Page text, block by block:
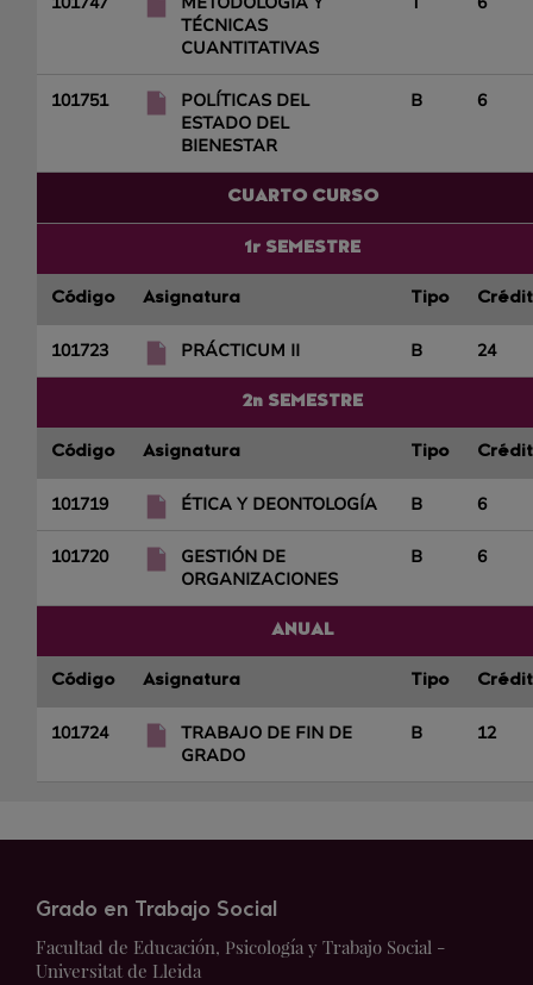
TÉCNICAS
CUANTITATIVAS
101751
POLÍTICAS DEL
ESTADO DEL
BIENESTAR
B 6
CUARTO CURSO
1r SEMESTRE
Código Asignatura Tipo
101723 PRÁCTICUM II B 24
2n SEMESTRE
Código Asignatura Tipo
101719 ÉTICA Y DEONTOLOGÍA B 6
101720
GESTIÓN DE
ORGANIZACIONES
B 6
ANUAL
Código Asignatura Tipo
101724
TRABAJO DE FIN DE
GRADO
B 12
Grado en Trabajo Social
Facultad de Educación, Psicología y Trabajo Social -
Universitat de Lleida